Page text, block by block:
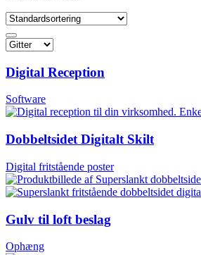
Digital Reception
Software
Dobbeltsidet Digitalt Skilt
Digital fritstående poster
Gulv til loft beslag
Ophæng